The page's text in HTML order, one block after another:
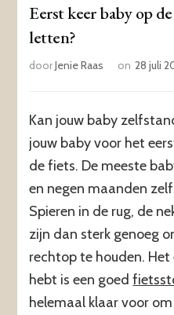
Eerst keer baby op
letten?
doorJenie Raas on 28 juli
Kan jouw baby
jouw baby voor het
de fiets. De meeste
en negen maanden
Spieren in de rug, de
zijn dan sterk genoeg
rechtop te houden.
hebt is een goed
helemaal klaar voor